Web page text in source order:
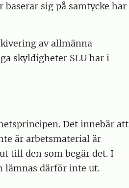
sig på samtycke har
av allmänna
skyldigheter SLU har i
Det innebär att
är arbetsmaterial är
till den som begär det. I
lämnas därför inte ut.